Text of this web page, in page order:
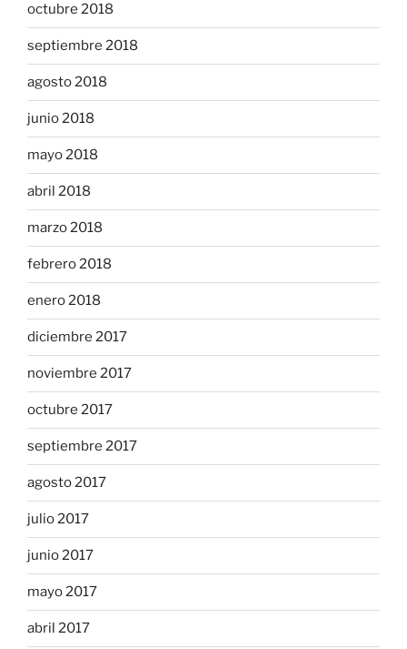
octubre 2018
septiembre 2018
agosto 2018
junio 2018
mayo 2018
abril 2018
marzo 2018
febrero 2018
enero 2018
diciembre 2017
noviembre 2017
octubre 2017
septiembre 2017
agosto 2017
julio 2017
junio 2017
mayo 2017
abril 2017